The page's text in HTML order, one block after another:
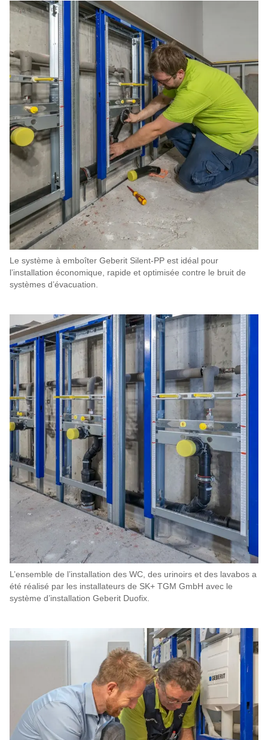
Le système à emboîter Geberit Silent-PP est idéal pour
l’installation économique, rapide et optimisée contre le bruit de
systèmes d’évacuation.
L’ensemble de l’installation des WC, des urinoirs et des lavabos a
été réalisé par les installateurs de SK+ TGM GmbH avec le
système d’installation Geberit Duofix.